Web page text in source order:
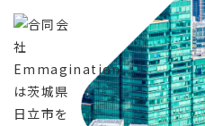
Home